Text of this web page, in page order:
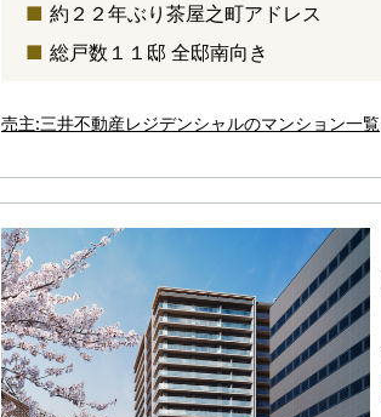
約２２年ぶり茶屋之町アドレス
総戸数１１邸 全邸南向き
売主:三井不動産レジデンシャルのマンション一覧